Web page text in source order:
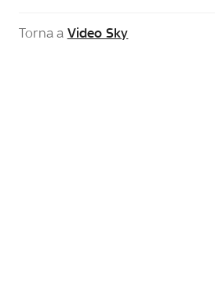
Torna a Video Sky